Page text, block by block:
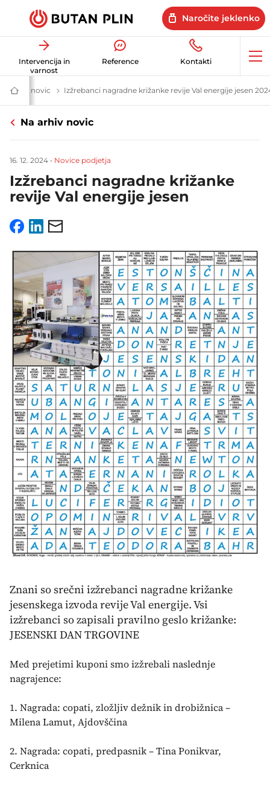
Naročite jeklenko
Intervencija in
varnost
Reference Kontakti
Butan
plin
Energetske
in
posel
Arhiv novic Novice in uporabni nasveti | Butan plin
Izžrebanci nagradne križanke revije Val energije jesen
Na arhiv novic
16. 12. 2024 • Novice podjetja
Izžrebanci nagradne križanke
revije Val energije jesen
Facebook
LinkedIn
Email
Znani so srečni izžrebanci nagradne križanke
jesenskega izvoda revije Val energije. Vsi
izžrebanci so zapisali pravilno geslo križanke:
JESENSKI DAN TRGOVINE
Med prejetimi kuponi smo izžrebali naslednje
nagrajence:
1. Nagrada: copati, zložljiv dežnik in drobižnica –
Milena Lamut, Ajdovščina
2. Nagrada: copati, predpasnik – Tina Ponikvar,
Cerknica